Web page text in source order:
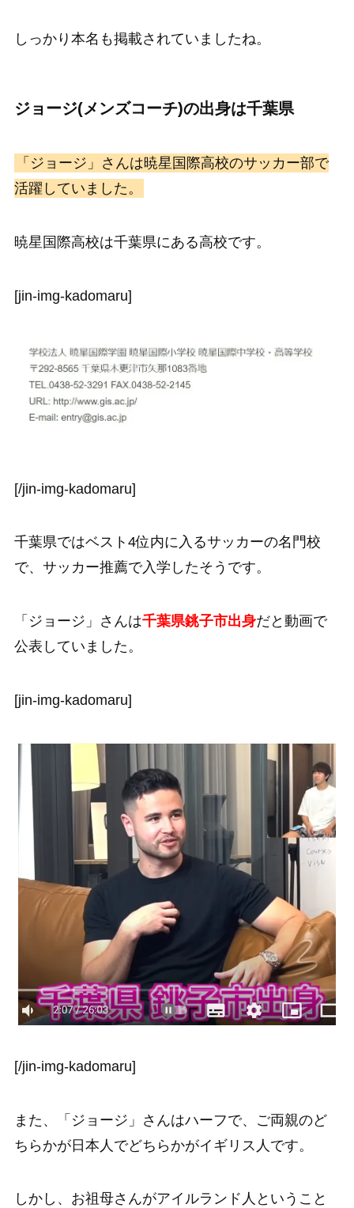
しっかり本名も掲載されていましたね。
ジョージ(メンズコーチ)の出身は千葉県
「ジョージ」さんは暁星国際高校のサッカー部で
活躍していました。
暁星国際高校は千葉県にある高校です。
[jin-img-kadomaru]
[/jin-img-kadomaru]
千葉県ではベスト4位内に入るサッカーの名門校
で、サッカー推薦で入学したそうです。
「ジョージ」さんは千葉県銚子市出身だと動画で
公表していました。
[jin-img-kadomaru]
[/jin-img-kadomaru]
また、「ジョージ」さんはハーフで、ご両親のど
ちらかが日本人でどちらかがイギリス人です。
しかし、お祖母さんがアイルランド人ということ